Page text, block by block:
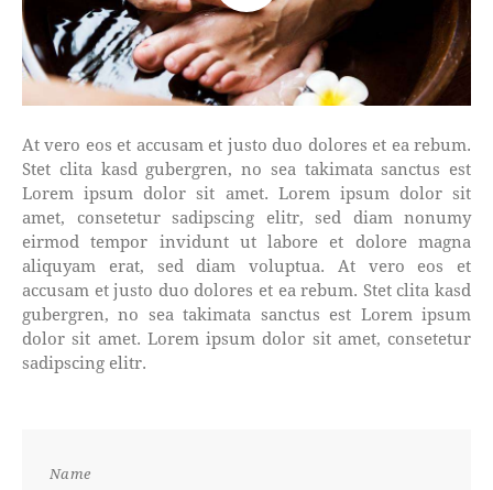
At vero eos et accusam et justo duo dolores et ea rebum.
Stet clita kasd gubergren, no sea takimata sanctus est
Lorem ipsum dolor sit amet. Lorem ipsum dolor sit
amet, consetetur sadipscing elitr, sed diam nonumy
eirmod tempor invidunt ut labore et dolore magna
aliquyam erat, sed diam voluptua. At vero eos et
accusam et justo duo dolores et ea rebum. Stet clita kasd
gubergren, no sea takimata sanctus est Lorem ipsum
dolor sit amet. Lorem ipsum dolor sit amet, consetetur
sadipscing elitr.